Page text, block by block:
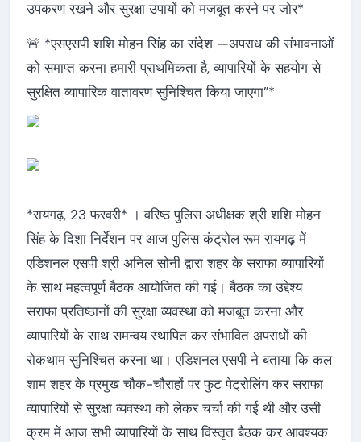
उपकरण रखने और सुरक्षा उपायों को मजबूत करने पर जोर*
🚨 *एसएसपी शशि मोहन सिंह का संदेश —अपराध की संभावनाओं
को समाप्त करना हमारी प्राथमिकता है, व्यापारियों के सहयोग से
सुरक्षित व्यापारिक वातावरण सुनिश्चित किया जाएगा”*
*रायगढ़, 23 फरवरी* । वरिष्ठ पुलिस अधीक्षक श्री शशि मोहन
सिंह के दिशा निर्देशन पर आज पुलिस कंट्रोल रूम रायगढ़ में
एडिशनल एसपी श्री अनिल सोनी द्वारा शहर के सराफा व्यापारियों
के साथ महत्वपूर्ण बैठक आयोजित की गई। बैठक का उद्देश्य
सराफा प्रतिष्ठानों की सुरक्षा व्यवस्था को मजबूत करना और
व्यापारियों के साथ समन्वय स्थापित कर संभावित अपराधों की
रोकथाम सुनिश्चित करना था। एडिशनल एसपी ने बताया कि कल
शाम शहर के प्रमुख चौक-चौराहों पर फुट पेट्रोलिंग कर सराफा
व्यापारियों से सुरक्षा व्यवस्था को लेकर चर्चा की गई थी और उसी
क्रम में आज सभी व्यापारियों के साथ विस्तृत बैठक कर आवश्यक